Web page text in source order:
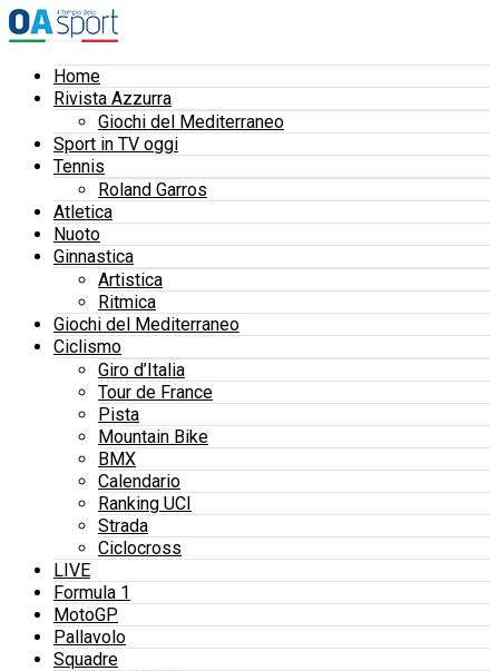
Home
Rivista Azzurra
Giochi del Mediterraneo
Sport in TV oggi
Tennis
Roland Garros
Atletica
Nuoto
Ginnastica
Artistica
Ritmica
Giochi del Mediterraneo
Ciclismo
Giro d’Italia
Tour de France
Pista
Mountain Bike
BMX
Calendario
Ranking UCI
Strada
Ciclocross
LIVE
Formula 1
MotoGP
Pallavolo
Squadre